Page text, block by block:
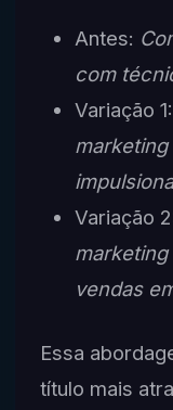
Antes:
com
Variação 1:
Variação
marketing
vendas
Essa
título mais